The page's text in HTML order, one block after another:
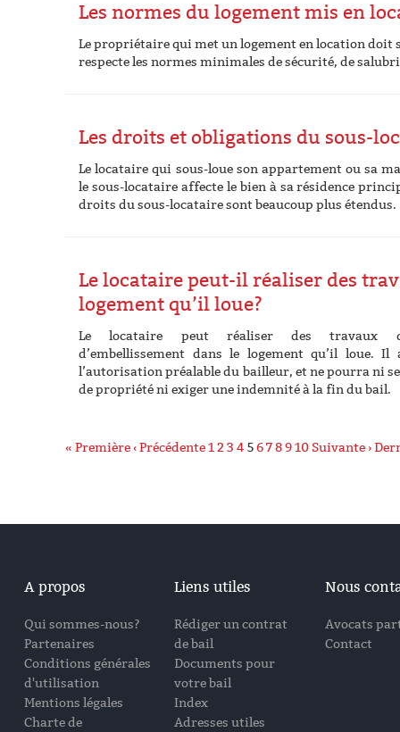
Les normes du logement mis en
Le propriétaire qui met un logement en location doit
respecte les normes minimales de sécurité, de
Les droits et obligations du sous-
Le locataire qui sous-loue son appartement ou sa
le sous-locataire affecte le bien à sa résidence
droits du sous-locataire sont beaucoup plus étendus.
Le locataire peut-il réaliser des
logement qu’il loue?
Le locataire peut réaliser des travaux
d’embellissement dans le logement qu’il loue.
l’autorisation préalable du bailleur, et ne pourra ni
de propriété ni exiger une indemnité à la fin du bail.
« Première‹ Précédente123 4 5678910 Suivante ›
A propos
Qui sommes-nous?
Partenaires
Conditions générales
d'utilisation
Mentions légales
Charte de
Liens utiles
Rédiger un contrat
de bail
Documents pour
votre bail
Index
Adresses utiles
Nous
Avocats
Contact